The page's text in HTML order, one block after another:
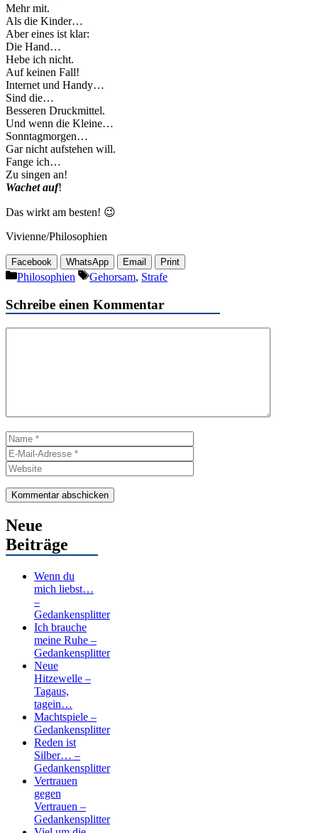
Mehr mit.
Als die Kinder…
Aber eines ist klar:
Die Hand…
Hebe ich nicht.
Auf keinen Fall!
Internet und Handy…
Sind die…
Besseren Druckmittel.
Und wenn die Kleine…
Sonntagmorgen…
Gar nicht aufstehen will.
Fange ich…
Zu singen an!
Wachet auf!
Das wirkt am besten! 😉
Vivienne/Philosophien
Facebook WhatsApp Email Print
Kategorien
Philosophien Schlagwörter
Gehorsam, Strafe
Schreibe einen Kommentar
Name
Mail-
Adresse
Neue
Beiträge
Wenn du
mich liebst…
–
Gedankensplitter
Ich brauche
meine Ruhe –
Gedankensplitter
Neue
Hitzewelle –
Tagaus,
tagein…
Machtspiele –
Gedankensplitter
Reden ist
Silber… –
Gedankensplitter
Vertrauen
gegen
Vertrauen –
Gedankensplitter